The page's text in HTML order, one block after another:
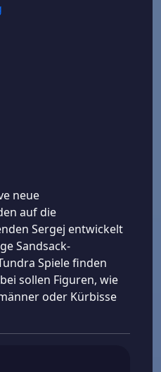
neue
auf die
Sergej entwickelt
Sandsack-
Spiele finden
sollen Figuren, wie
oder Kürbisse